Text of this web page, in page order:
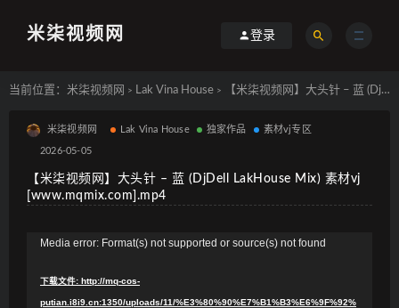
米柒视频网 登录
当前位置： 米柒视频网 > Lak Vina House > 【米柒视频网】大头针 – 蓝 (DjDell LakHouse Mix) 素材vj [www.mqmix.com].mp4
米柒视频网 Lak Vina House 独家作品 素材vj专区
2026-05-05
【米柒视频网】大头针 – 蓝 (DjDell LakHouse Mix) 素材vj
[www.mqmix.com].mp4
Media error: Format(s) not supported or source(s) not found
下载文件: http://mq-cos-
putian.i8i9.cn:1350/uploads/11/%E3%80%90%E7%B1%B3%E6%9F%92%